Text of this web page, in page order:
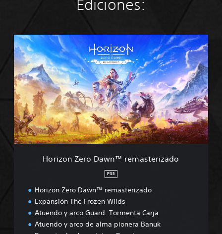
Ediciones:
H
o
r
i
z
o
n
Z
e
r
o
D
Horizon Zero Dawn™ remasterizado
PS5
Horizon Zero Dawn™ remasterizado
Expansión The Frozen Wilds
Atuendo y arco Guard. Tormenta Carja
Atuendo y arco de alma pionera Banuk